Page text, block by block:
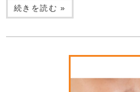
続きを読む »